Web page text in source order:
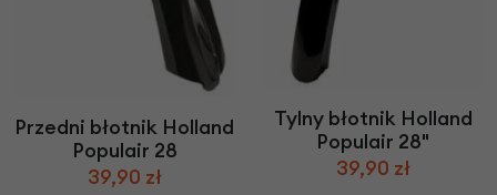
Przedni błotnik Holland
Populair 28
39,90 zł
Tylny błotnik Holland
Populair 28"
39,90 zł